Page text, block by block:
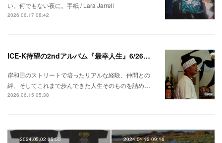
い。何でもない夜に。手紙 / Lara Jarrell
2026.06.17 08:42
ICE-K待望の2ndアルバム『最幸人生』6/26リリース！
岸和田のストリートで培ったリアルな経験、仲間との
絆、そしてこれまで歩んできた人生そのものを詰め…
2026.06.15 05:38
2024.05.02 05:55 2024.04.12 09:16